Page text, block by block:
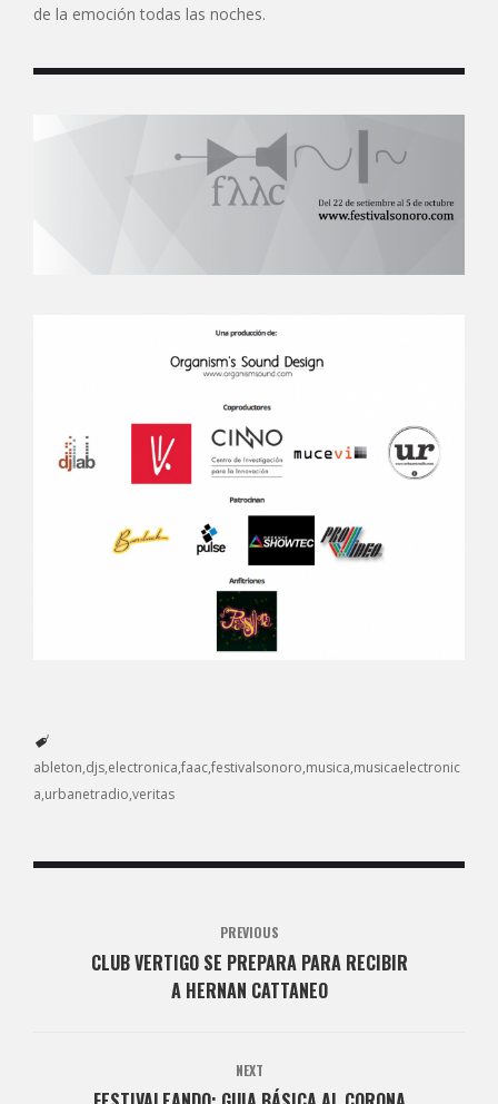
de la emoción todas las noches.
ableton djs electronica faacfestivalsonoro musica musicaelectronic
a urbanetradio veritas
PREVIOUS
CLUB VERTIGO SE PREPARA PARA RECIBIR
A HERNAN CATTANEO
NEXT